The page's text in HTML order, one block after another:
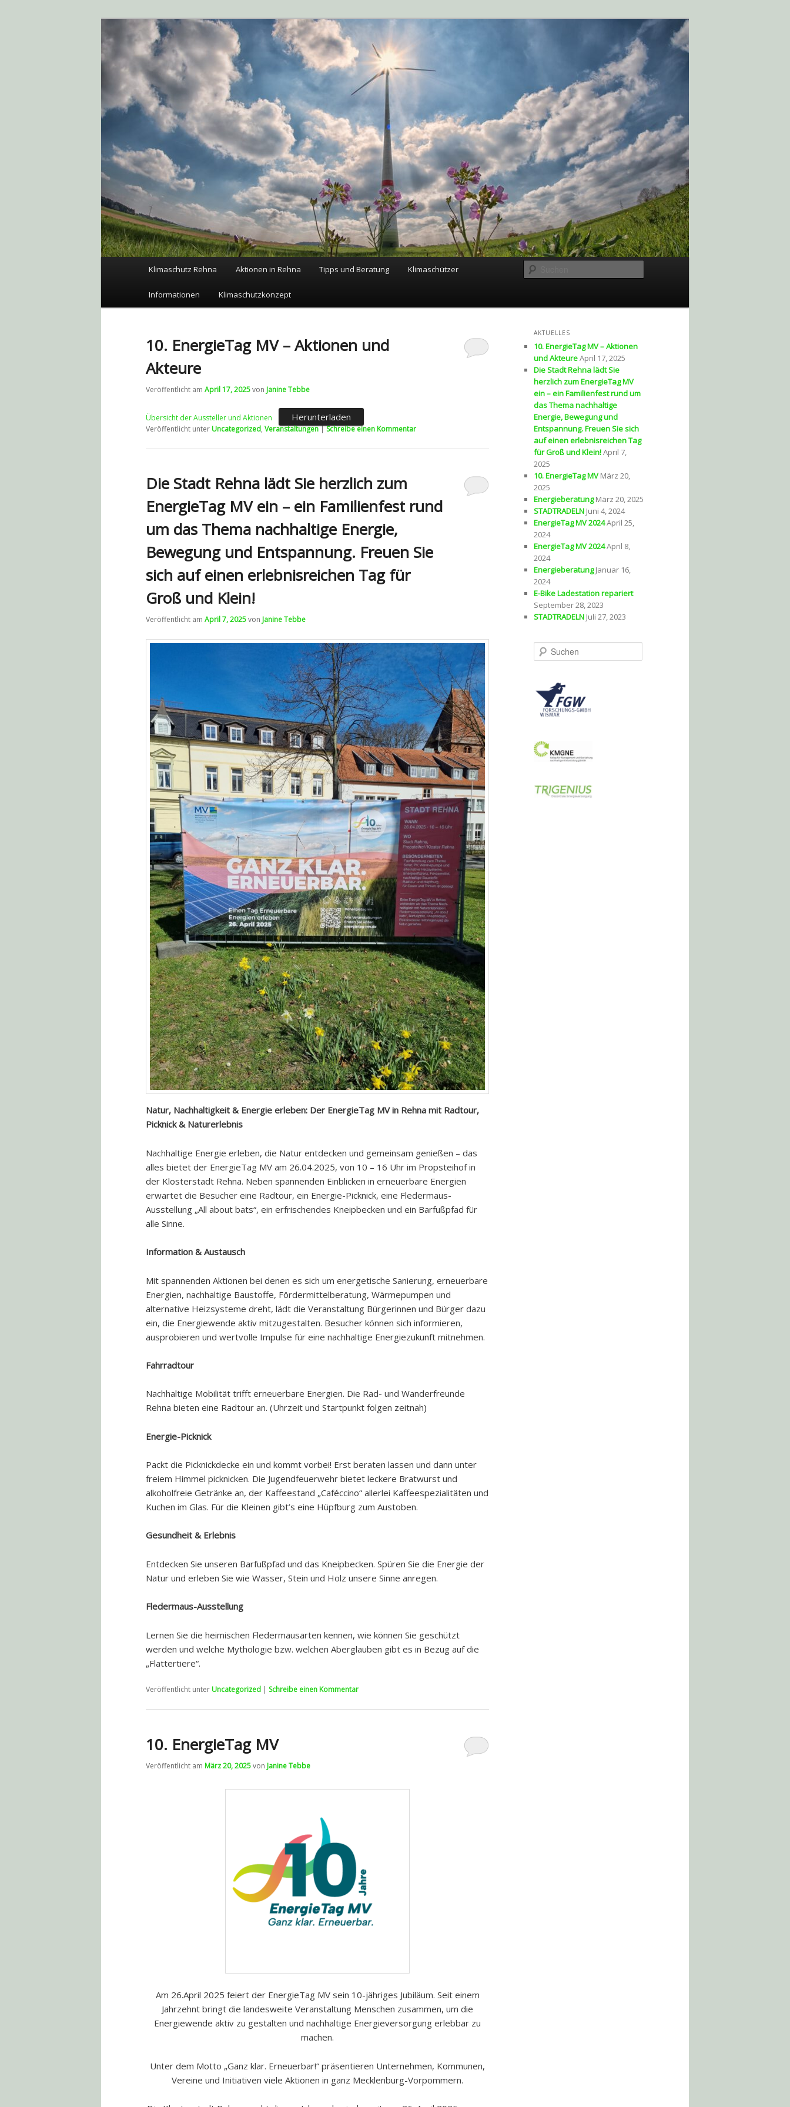
Klimaschutz in der Zukunftsstadt Rehna
Zum
Inhalt
Zum
sekundären
Klimaschutz Rehna Aktionen in Rehna Tipps und Beratung Klimaschützer
Informationen Klimaschutzkonzept
10. EnergieTag MV – Aktionen und
Akteure
Veröffentlicht am April 17, 2025von Janine Tebbe
Übersicht der Aussteller und Aktionen Herunterladen
Veröffentlicht unter Uncategorized, Veranstaltungen|Schreibe einen Kommentar
Die Stadt Rehna lädt Sie herzlich zum
EnergieTag MV ein – ein Familienfest rund
um das Thema nachhaltige Energie,
Bewegung und Entspannung. Freuen Sie
sich auf einen erlebnisreichen Tag für
Groß und Klein!
Veröffentlicht am April 7, 2025von Janine Tebbe
Natur, Nachhaltigkeit & Energie erleben: Der EnergieTag MV in Rehna mit Radtour,
Picknick & Naturerlebnis
Nachhaltige Energie erleben, die Natur entdecken und gemeinsam genießen – das
alles bietet der EnergieTag MV am 26.04.2025, von 10 – 16 Uhr im Propsteihof in
der Klosterstadt Rehna. Neben spannenden Einblicken in erneuerbare Energien
erwartet die Besucher eine Radtour, ein Energie-Picknick, eine Fledermaus-
Ausstellung „All about bats“, ein erfrischendes Kneipbecken und ein Barfußpfad für
alle Sinne.
Information & Austausch
Mit spannenden Aktionen bei denen es sich um energetische Sanierung, erneuerbare
Energien, nachhaltige Baustoffe, Fördermittelberatung, Wärmepumpen und
alternative Heizsysteme dreht, lädt die Veranstaltung Bürgerinnen und Bürger dazu
ein, die Energiewende aktiv mitzugestalten. Besucher können sich informieren,
ausprobieren und wertvolle Impulse für eine nachhaltige Energiezukunft mitnehmen.
Fahrradtour
Nachhaltige Mobilität trifft erneuerbare Energien. Die Rad- und Wanderfreunde
Rehna bieten eine Radtour an. (Uhrzeit und Startpunkt folgen zeitnah)
Energie-Picknick
Packt die Picknickdecke ein und kommt vorbei! Erst beraten lassen und dann unter
freiem Himmel picknicken. Die Jugendfeuerwehr bietet leckere Bratwurst und
alkoholfreie Getränke an, der Kaffeestand „Caféccino“ allerlei Kaffeespezialitäten und
Kuchen im Glas. Für die Kleinen gibt’s eine Hüpfburg zum Austoben.
Gesundheit & Erlebnis
Entdecken Sie unseren Barfußpfad und das Kneipbecken. Spüren Sie die Energie der
Natur und erleben Sie wie Wasser, Stein und Holz unsere Sinne anregen.
Fledermaus-Ausstellung
Lernen Sie die heimischen Fledermausarten kennen, wie können Sie geschützt
werden und welche Mythologie bzw. welchen Aberglauben gibt es in Bezug auf die
„Flattertiere“.
Veröffentlicht unter Uncategorized | Schreibe einen Kommentar
10. EnergieTag MV
Veröffentlicht am März 20, 2025von Janine Tebbe
Am 26.April 2025 feiert der EnergieTag MV sein 10-jähriges Jubiläum. Seit einem
Jahrzehnt bringt die landesweite Veranstaltung Menschen zusammen, um die
Energiewende aktiv zu gestalten und nachhaltige Energieversorgung erlebbar zu
machen.
Unter dem Motto „Ganz klar. Erneuerbar!“ präsentieren Unternehmen, Kommunen,
Vereine und Initiativen viele Aktionen in ganz Mecklenburg-Vorpommern.
AKTUELLES
10. EnergieTag MV – Aktionen
und AkteureApril 17, 2025
Die Stadt Rehna lädt Sie
herzlich zum EnergieTag MV
ein – ein Familienfest rund um
das Thema nachhaltige
Energie, Bewegung und
Entspannung. Freuen Sie sich
auf einen erlebnisreichen Tag
für Groß und Klein!April 7,
2025
10. EnergieTag MV März 20,
2025
Energieberatung März 20, 2025
STADTRADELN Juni 4, 2024
EnergieTag MV 2024April 25,
2024
EnergieTag MV 2024April 8,
2024
Energieberatung Januar 16,
2024
E-Bike Ladestation repariert
September 28, 2023
STADTRADELN Juli 27, 2023
u
h